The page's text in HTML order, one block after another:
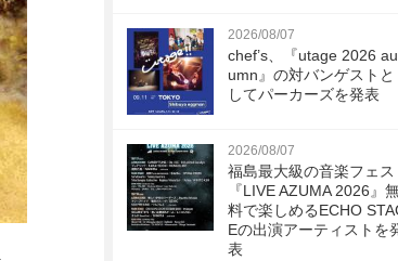
2026/08/07
chef’s、『utage 2026
umn』の対バンゲストと
してパーカーズを発表
2026/08/07
福島最大級の音楽フェス
『LIVE AZUMA 2026』
料で楽しめるECHO
Eの出演アーティストを
表